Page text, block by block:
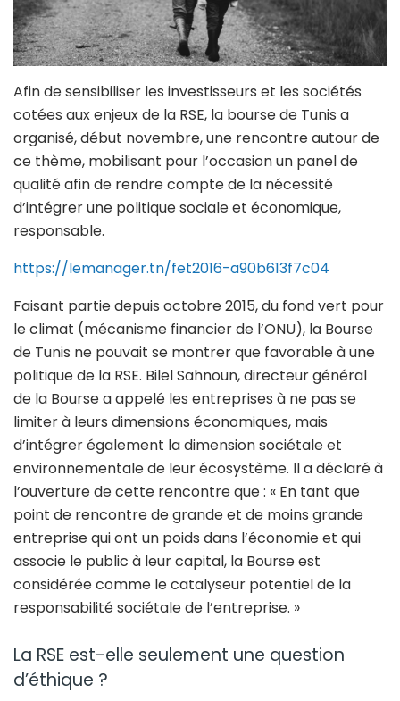
Afin de sensibiliser les investisseurs et les sociétés
cotées aux enjeux de la RSE, la bourse de Tunis a
organisé, début novembre, une rencontre autour de
ce thème, mobilisant pour l’occasion un panel de
qualité afin de rendre compte de la nécessité
d’intégrer une politique sociale et économique,
responsable.
https://lemanager.tn/fet2016-a90b613f7c04
Faisant partie depuis octobre 2015, du fond vert pour
le climat (mécanisme financier de l’ONU), la Bourse
de Tunis ne pouvait se montrer que favorable à une
politique de la RSE. Bilel Sahnoun, directeur général
de la Bourse a appelé les entreprises à ne pas se
limiter à leurs dimensions économiques, mais
d’intégrer également la dimension sociétale et
environnementale de leur écosystème. Il a déclaré à
l’ouverture de cette rencontre que : « En tant que
point de rencontre de grande et de moins grande
entreprise qui ont un poids dans l’économie et qui
associe le public à leur capital, la Bourse est
considérée comme le catalyseur potentiel de la
responsabilité sociétale de l’entreprise. »
La RSE est-elle seulement une question
d’éthique ?